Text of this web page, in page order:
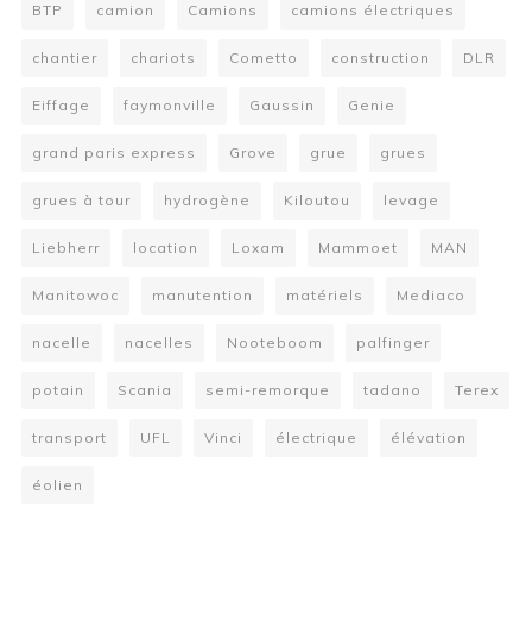
BTP camion Camions camions électriques
chantier chariots Cometto construction DLR
Eiffage faymonville Gaussin Genie
grand paris express Grove grue grues
grues à tour hydrogène Kiloutou levage
Liebherr location Loxam Mammoet MAN
Manitowoc manutention matériels Mediaco
nacelle nacelles Nooteboom palfinger
potain Scania semi-remorque tadano Terex
transport UFL Vinci électrique élévation
éolien